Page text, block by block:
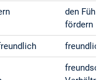
den
fördern